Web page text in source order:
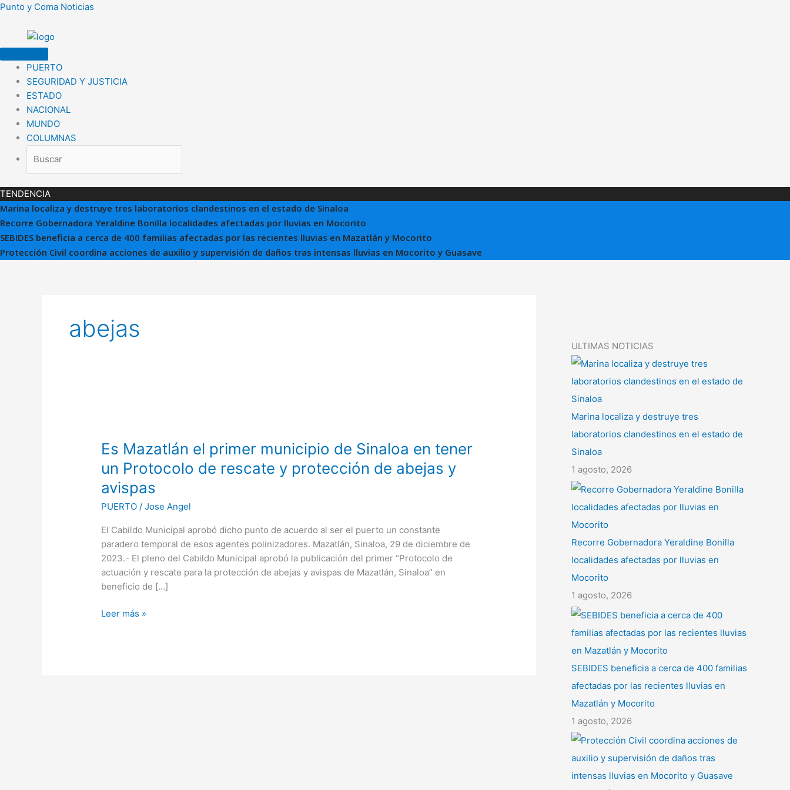
Ir
contenido
Punto y Coma Noticias
PUERTO
SEGURIDAD Y JUSTICIA
ESTADO
NACIONAL
MUNDO
COLUMNAS
TENDENCIA
Marina localiza y destruye tres laboratorios clandestinos en el estado de Sinaloa
Recorre Gobernadora Yeraldine Bonilla localidades afectadas por lluvias en Mocorito
SEBIDES beneficia a cerca de 400 familias afectadas por las recientes lluvias en Mazatlán y Mocorito
Protección Civil coordina acciones de auxilio y supervisión de daños tras intensas lluvias en Mocorito y Guasave
abejas
Es Mazatlán el primer municipio de Sinaloa en tener
un Protocolo de rescate y protección de abejas y
avispas
PUERTO /Jose Angel
El Cabildo Municipal aprobó dicho punto de acuerdo al ser el puerto un constante
paradero temporal de esos agentes polinizadores. Mazatlán, Sinaloa, 29 de diciembre de
2023.- El pleno del Cabildo Municipal aprobó la publicación del primer “Protocolo de
actuación y rescate para la protección de abejas y avispas de Mazatlán, Sinaloa” en
beneficio de […]
el
primer
municipio
de
Sinaloa
tener
un
Protocolo
de
rescate
protección
Leer más »
ULTIMAS NOTICIAS
Marina localiza y destruye tres
laboratorios clandestinos en el estado de
Sinaloa
1 agosto, 2026
Recorre Gobernadora Yeraldine Bonilla
localidades afectadas por lluvias en
Mocorito
1 agosto, 2026
SEBIDES beneficia a cerca de 400 familias
afectadas por las recientes lluvias en
Mazatlán y Mocorito
1 agosto, 2026